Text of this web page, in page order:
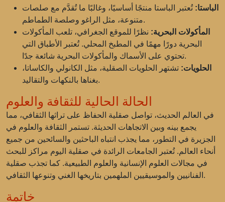
الباستا: تُعتبر الباستا منتجًا أساسيًا، وغالبًا ما تُقدَّم مع صلصات
متنوعة، مثل الراغو وصلصة الطماطم.
المأكولات البحرية: نظرًا للموقع الجغرافي، تلعب المأكولات
البحرية دورًا مهمًا في المطبخ المحلي. تُعتبر الأطباق التي
تحتوي على الأسماك والمأكولات البحرية شائعة جدًا.
الحلويات: تشتهر الحلويات الصقلية، مثل الكانولي والكاساتا،
بغناها بالنكهات والتقاليد.
الحالة الحالية للثقافة والعلوم
في العالم الحديث، تواصل صقلية الحفاظ على تراثها الثقافي، مما
يجمع بينه وبين الاتجاهات الحديثة. تستمر الثقافة والعلوم في
الجزيرة في التطور، مما يجذب انتباه الباحثين والسائحين من جميع
أنحاء العالم. تُعتبر الجامعات الرائدة في صقلية اليوم مراكز للبحث
في مجالات العلوم الإنسانية والعلوم الطبيعية. كما تجذب صقلية
الفنانيين والموسيقيين الملهمين بتاريخها الغني وتنوعها الثقافي.
خاتمة